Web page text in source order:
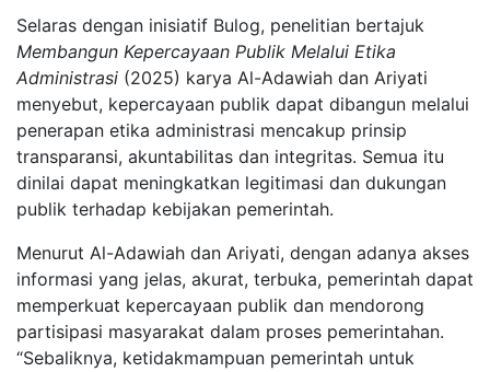
Selaras dengan inisiatif Bulog, penelitian bertajuk
Membangun Kepercayaan Publik Melalui Etika
Administrasi (2025) karya Al-Adawiah dan Ariyati
menyebut, kepercayaan publik dapat dibangun melalui
penerapan etika administrasi mencakup prinsip
transparansi, akuntabilitas dan integritas. Semua itu
dinilai dapat meningkatkan legitimasi dan dukungan
publik terhadap kebijakan pemerintah.
Menurut Al-Adawiah dan Ariyati, dengan adanya akses
informasi yang jelas, akurat, terbuka, pemerintah dapat
memperkuat kepercayaan publik dan mendorong
partisipasi masyarakat dalam proses pemerintahan.
“Sebaliknya, ketidakmampuan pemerintah untuk